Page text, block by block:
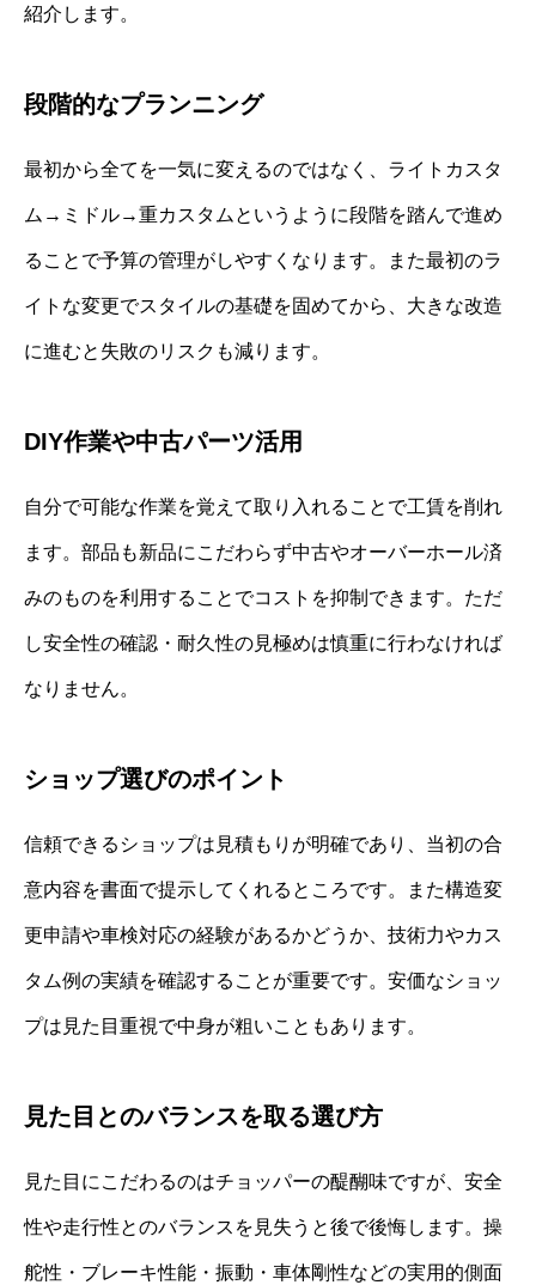
紹介します。
段階的なプランニング
最初から全てを一気に変えるのではなく、ライトカスタ
ム→ミドル→重カスタムというように段階を踏んで進め
ることで予算の管理がしやすくなります。また最初のラ
イトな変更でスタイルの基礎を固めてから、大きな改造
に進むと失敗のリスクも減ります。
DIY作業や中古パーツ活用
自分で可能な作業を覚えて取り入れることで工賃を削れ
ます。部品も新品にこだわらず中古やオーバーホール済
みのものを利用することでコストを抑制できます。ただ
し安全性の確認・耐久性の見極めは慎重に行わなければ
なりません。
ショップ選びのポイント
信頼できるショップは見積もりが明確であり、当初の合
意内容を書面で提示してくれるところです。また構造変
更申請や車検対応の経験があるかどうか、技術力やカス
タム例の実績を確認することが重要です。安価なショッ
プは見た目重視で中身が粗いこともあります。
見た目とのバランスを取る選び方
見た目にこだわるのはチョッパーの醍醐味ですが、安全
性や走行性とのバランスを見失うと後で後悔します。操
舵性・ブレーキ性能・振動・車体剛性などの実用的側面